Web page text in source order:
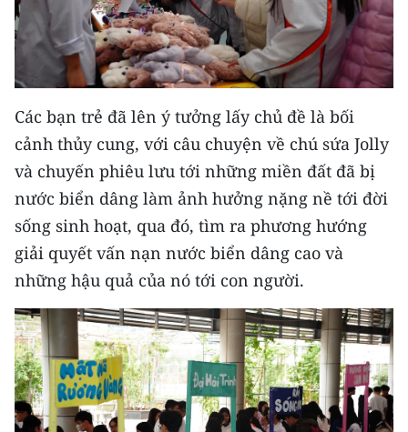
Bắc Trung Bộ
Duyên hải Nam Trung Bộ và Tây
Nguyên
Đông Nam Bộ
Đồng bằng sông Cửu Long
Chuyên trang Hà Nội
Chuyên trang TP. Hồ Chí Minh
CHUYÊN ĐỀ
CÁC CHUYÊN TRANG
VỀ BÁO NHÂN DÂN
THỜI NAY
Các bạn trẻ đã lên ý tưởng lấy chủ đề là bối
cảnh thủy cung, với câu chuyện về chú sứa Jolly
và chuyến phiêu lưu tới những miền đất đã bị
nước biển dâng làm ảnh hưởng nặng nề tới đời
sống sinh hoạt, qua đó, tìm ra phương hướng
giải quyết vấn nạn nước biển dâng cao và
những hậu quả của nó tới con người.